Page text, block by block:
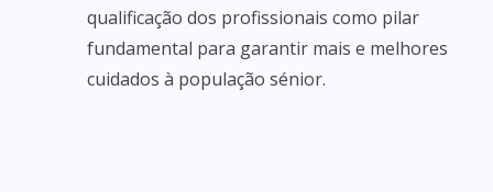
qualificação dos profissionais como pilar
fundamental para garantir mais e melhores
cuidados à população sénior.